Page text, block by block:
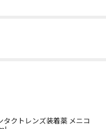
タクトレンズ装着薬 メニコ